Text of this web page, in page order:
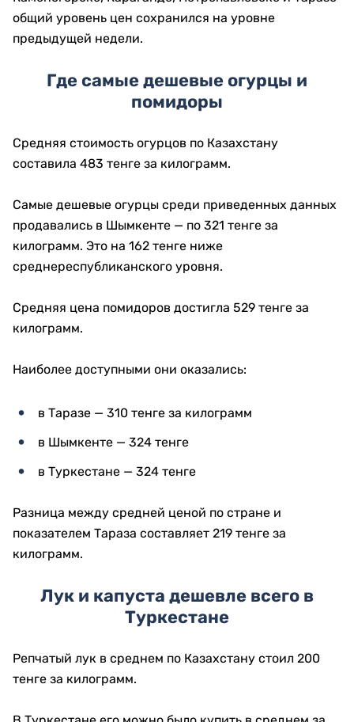
общий уровень цен сохранился на уровне
предыдущей недели.
Где самые дешевые огурцы и
помидоры
Средняя стоимость огурцов по Казахстану
составила 483 тенге за килограмм.
Самые дешевые огурцы среди приведенных данных
продавались в Шымкенте — по 321 тенге за
килограмм. Это на 162 тенге ниже
среднереспубликанского уровня.
Средняя цена помидоров достигла 529 тенге за
килограмм.
Наиболее доступными они оказались:
в Таразе — 310 тенге за килограмм
в Шымкенте — 324 тенге
в Туркестане — 324 тенге
Разница между средней ценой по стране и
показателем Тараза составляет 219 тенге за
килограмм.
Лук и капуста дешевле всего в
Туркестане
Репчатый лук в среднем по Казахстану стоил 200
тенге за килограмм.